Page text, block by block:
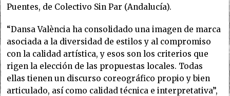
Puentes, de Colectivo Sin Par (Andalucía).
“Dansa València ha consolidado una imagen de marca
asociada a la diversidad de estilos y al compromiso
con la calidad artística, y esos son los criterios que
rigen la elección de las propuestas locales. Todas
ellas tienen un discurso coreográfico propio y bien
articulado, así como calidad técnica e interpretativa”,